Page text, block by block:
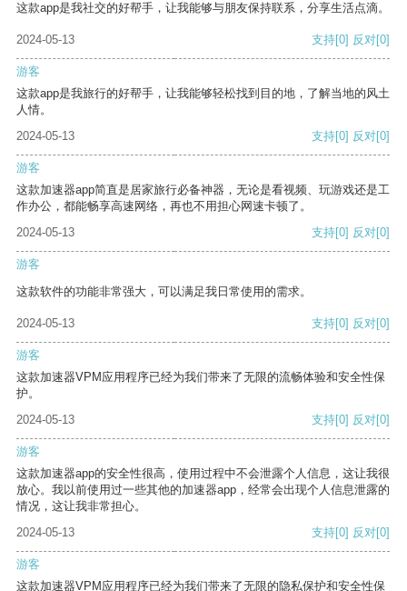
这款app是我社交的好帮手，让我能够与朋友保持联系，分享生活点滴。
2024-05-13 支持[0] 反对[0]
游客
这款app是我旅行的好帮手，让我能够轻松找到目的地，了解当地的风土
人情。
2024-05-13
支持[0] 反对[0]
游客
这款加速器app简直是居家旅行必备神器，无论是看视频、玩游戏还是工
作办公，都能畅享高速网络，再也不用担心网速卡顿了。
2024-05-13
支持[0] 反对[0]
游客
这款软件的功能非常强大，可以满足我日常使用的需求。
2024-05-13 支持[0] 反对[0]
游客
这款加速器VPM应用程序已经为我们带来了无限的流畅体验和安全性保
护。
2024-05-13
支持[0] 反对[0]
游客
这款加速器app的安全性很高，使用过程中不会泄露个人信息，这让我很
放心。我以前使用过一些其他的加速器app，经常会出现个人信息泄露的
情况，这让我非常担心。
2024-05-13
支持[0] 反对[0]
游客
这款加速器VPM应用程序已经为我们带来了无限的隐私保护和安全性保